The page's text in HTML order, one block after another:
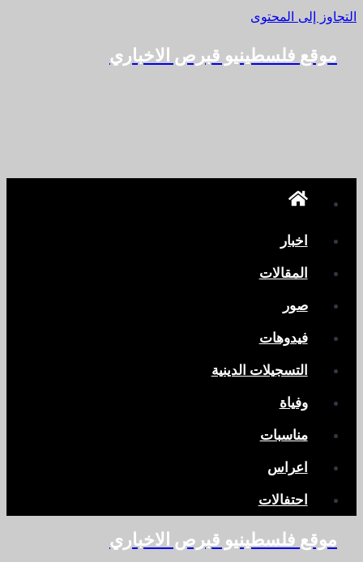
التجاوز إلى المحتوى
موقع فلسطينيو قبرص الاخباري
اخبار
المقالات
صور
فيدوهات
التسجيلات الدينية
وفياة
مناسبات
اعراس
احتفالات
موقع فلسطينيو قبرص الاخباري